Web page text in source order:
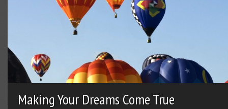
Making Your Dreams Come True